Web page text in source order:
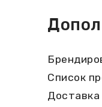
Список
Доставка